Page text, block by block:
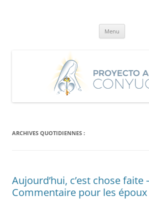
Menu
ARCHIVES QUOTIDIENNES :
Aujourd’hui, c’est chose faite
Commentaire pour les époux